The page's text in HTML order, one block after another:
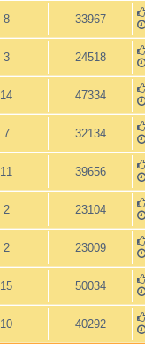
8 33967
3 24518
14 47334
7 32134
11 39656
2 23104
2 23009
15 50034
10 40292